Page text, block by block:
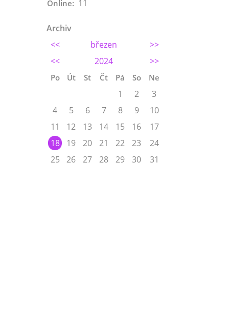
Online: 11
Archiv
<<
březen
>>
<<
2024 >>
Po Út St Čt Pá So Ne
1 2
3
4
5 6 7 8 9
10
11
12 13 14 15 16
17
18
19 20 21 22 23
24
25
26 27 28 29 30 31